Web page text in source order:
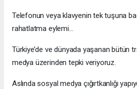
Telefonun veya klavyenin tek tuşuna
rahatlatma eylemi…
Türkiye’de ve dünyada yaşanan bütün
medya üzerinden tepki veriyoruz.
Aslında sosyal medya çığırtkanlığı